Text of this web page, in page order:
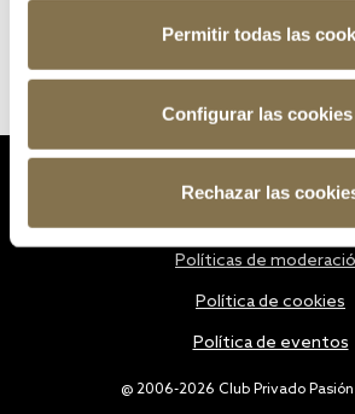
Permitir todas las
Configurar las cookies
Rechazar las
@ 2006-2026 Club Privado
Políticas de
Política de cookies
Política de eventos